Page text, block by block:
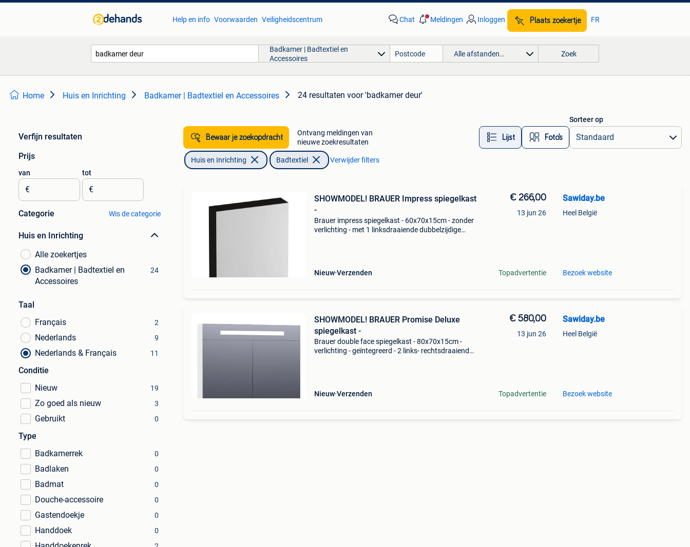
Help en info Voorwaarden Veiligheidscentrum Chat Meldingen Inloggen Plaats zoekertje FR
Badkamer | Badtextiel en
Accessoires
Alle afstanden… Zoek
Home Huis en Inrichting Badkamer | Badtextiel en Accessoires 24 resultaten voor 'badkamer deur'
Verfijn resultaten
Prijs
van
€
tot
€
Categorie Wis de categorie
Huis en Inrichting
Alle zoekertjes
Badkamer | Badtextiel en
Accessoires
24
Taal
Français
2
Nederlands 9
Nederlands & Français 11
Conditie
Nieuw
19
Zo goed als nieuw 3
Gebruikt 0
Type
Badkamerrek
0
Badlaken 0
Badmat 0
Douche-accessoire 0
Gastendoekje 0
Handdoek 0
Bewaar je zoekopdracht
Ontvang meldingen van
nieuwe zoekresultaten
Lijst Foto’s
Sorteer op
Huis en Inrichting Badtextiel Verwijder filters
SHOWMODEL! BRAUER Impress spiegelkast
-
Brauer impress spiegelkast - 60x70x15cm - zonder
verlichting - met 1 linksdraaiende dubbelzijdige
Nieuw Verzenden
€ 266,00
13 jun 26
Topadvertentie
Sawiday.be
Heel België
Bezoek website
SHOWMODEL! BRAUER Promise Deluxe
spiegelkast -
Brauer double face spiegelkast - 80x70x15cm -
verlichting - geïntegreerd - 2 links- rechtsdraaiende
Nieuw Verzenden
€ 580,00
13 jun 26
Topadvertentie
Sawiday.be
Heel België
Bezoek website